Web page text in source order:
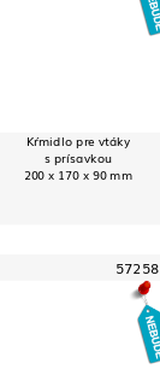
Kŕmidlo pre vtáky
s prísavkou
200 x 170 x 90 mm
57258